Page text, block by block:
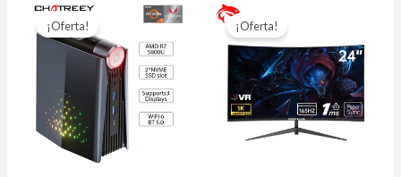
¡Oferta! ¡Oferta!